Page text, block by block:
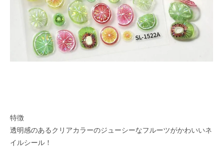
特徴
透明感のあるクリアカラーのジューシーなフルーツがかわいいネ
イルシール！